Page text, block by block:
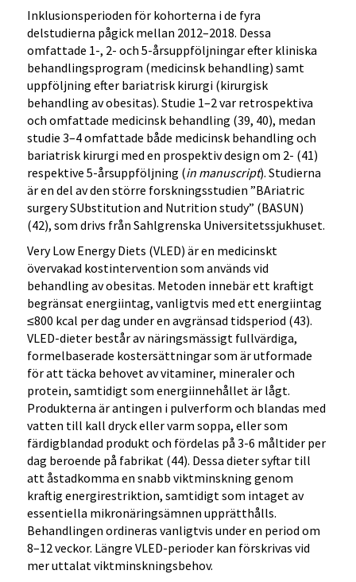
Inklusionsperioden för kohorterna i de fyra
delstudierna pågick mellan 2012–2018. Dessa
omfattade 1-, 2- och 5-årsuppföljningar efter kliniska
behandlingsprogram (medicinsk behandling) samt
uppföljning efter bariatrisk kirurgi (kirurgisk
behandling av obesitas). Studie 1–2 var retrospektiva
och omfattade medicinsk behandling (39, 40), medan
studie 3–4 omfattade både medicinsk behandling och
bariatrisk kirurgi med en prospektiv design om 2- (41)
respektive 5-årsuppföljning (in manuscript). Studierna
är en del av den större forskningsstudien ”BAriatric
surgery SUbstitution and Nutrition study” (BASUN)
(42), som drivs från Sahlgrenska Universitetssjukhuset.
Very Low Energy Diets (VLED) är en medicinskt
övervakad kostintervention som används vid
behandling av obesitas. Metoden innebär ett kraftigt
begränsat energiintag, vanligtvis med ett energiintag
≤800 kcal per dag under en avgränsad tidsperiod (43).
VLED-dieter består av näringsmässigt fullvärdiga,
formelbaserade kostersättningar som är utformade
för att täcka behovet av vitaminer, mineraler och
protein, samtidigt som energiinnehållet är lågt.
Produkterna är antingen i pulverform och blandas med
vatten till kall dryck eller varm soppa, eller som
färdigblandad produkt och fördelas på 3-6 måltider per
dag beroende på fabrikat (44). Dessa dieter syftar till
att åstadkomma en snabb viktminskning genom
kraftig energirestriktion, samtidigt som intaget av
essentiella mikronäringsämnen upprätthålls.
Behandlingen ordineras vanligtvis under en period om
8–12 veckor. Längre VLED-perioder kan förskrivas vid
mer uttalat viktminskningsbehov.